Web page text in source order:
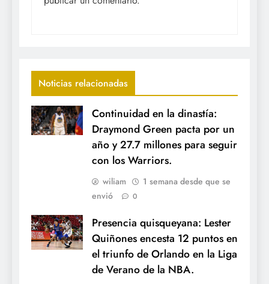
Noticias relacionadas
Continuidad en la dinastía:
Draymond Green pacta por un
año y 27.7 millones para seguir
con los Warriors.
wiliam
1 semana desde que se
envió
0
Presencia quisqueyana: Lester
Quiñones encesta 12 puntos en
el triunfo de Orlando en la Liga
de Verano de la NBA.